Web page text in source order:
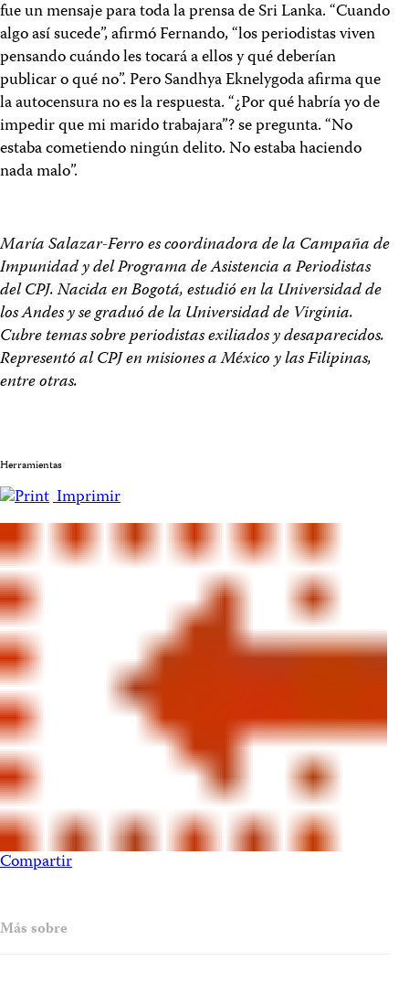
fue un mensaje para toda la prensa de Sri Lanka. “Cuando
algo así sucede”, afirmó Fernando, “los periodistas viven
pensando cuándo les tocará a ellos y qué deberían
publicar o qué no”. Pero Sandhya Eknelygoda afirma que
la autocensura no es la respuesta. “¿Por qué habría yo de
impedir que mi marido trabajara”? se pregunta. “No
estaba cometiendo ningún delito. No estaba haciendo
nada malo”.
María Salazar-Ferro es coordinadora de la Campaña de
Impunidad y del Programa de Asistencia a Periodistas
del CPJ. Nacida en Bogotá, estudió en la Universidad de
los Andes y se graduó de la Universidad de Virginia.
Cubre temas sobre periodistas exiliados y desaparecidos.
Representó al CPJ en misiones a México y las Filipinas,
entre otras.
Herramientas
Imprimir
Compartir
Más sobre